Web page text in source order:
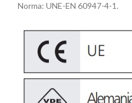
Norma: UNE-EN 60947-4-1.